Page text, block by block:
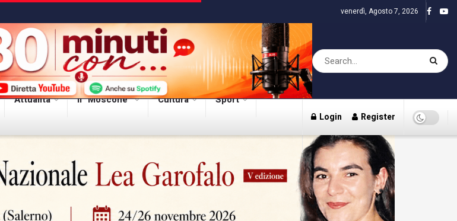
venerdì, Agosto 7, 2026
Attualità Il “Moscone” Cultura Sport
Login Register